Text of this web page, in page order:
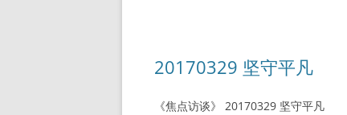
20170329 坚守平凡
《焦点访谈》 20170329 坚守平凡